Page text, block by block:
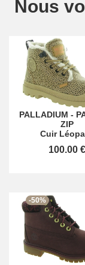
Nous
PALLADIUM -
ZIP
Cuir
100.00 €
-50%